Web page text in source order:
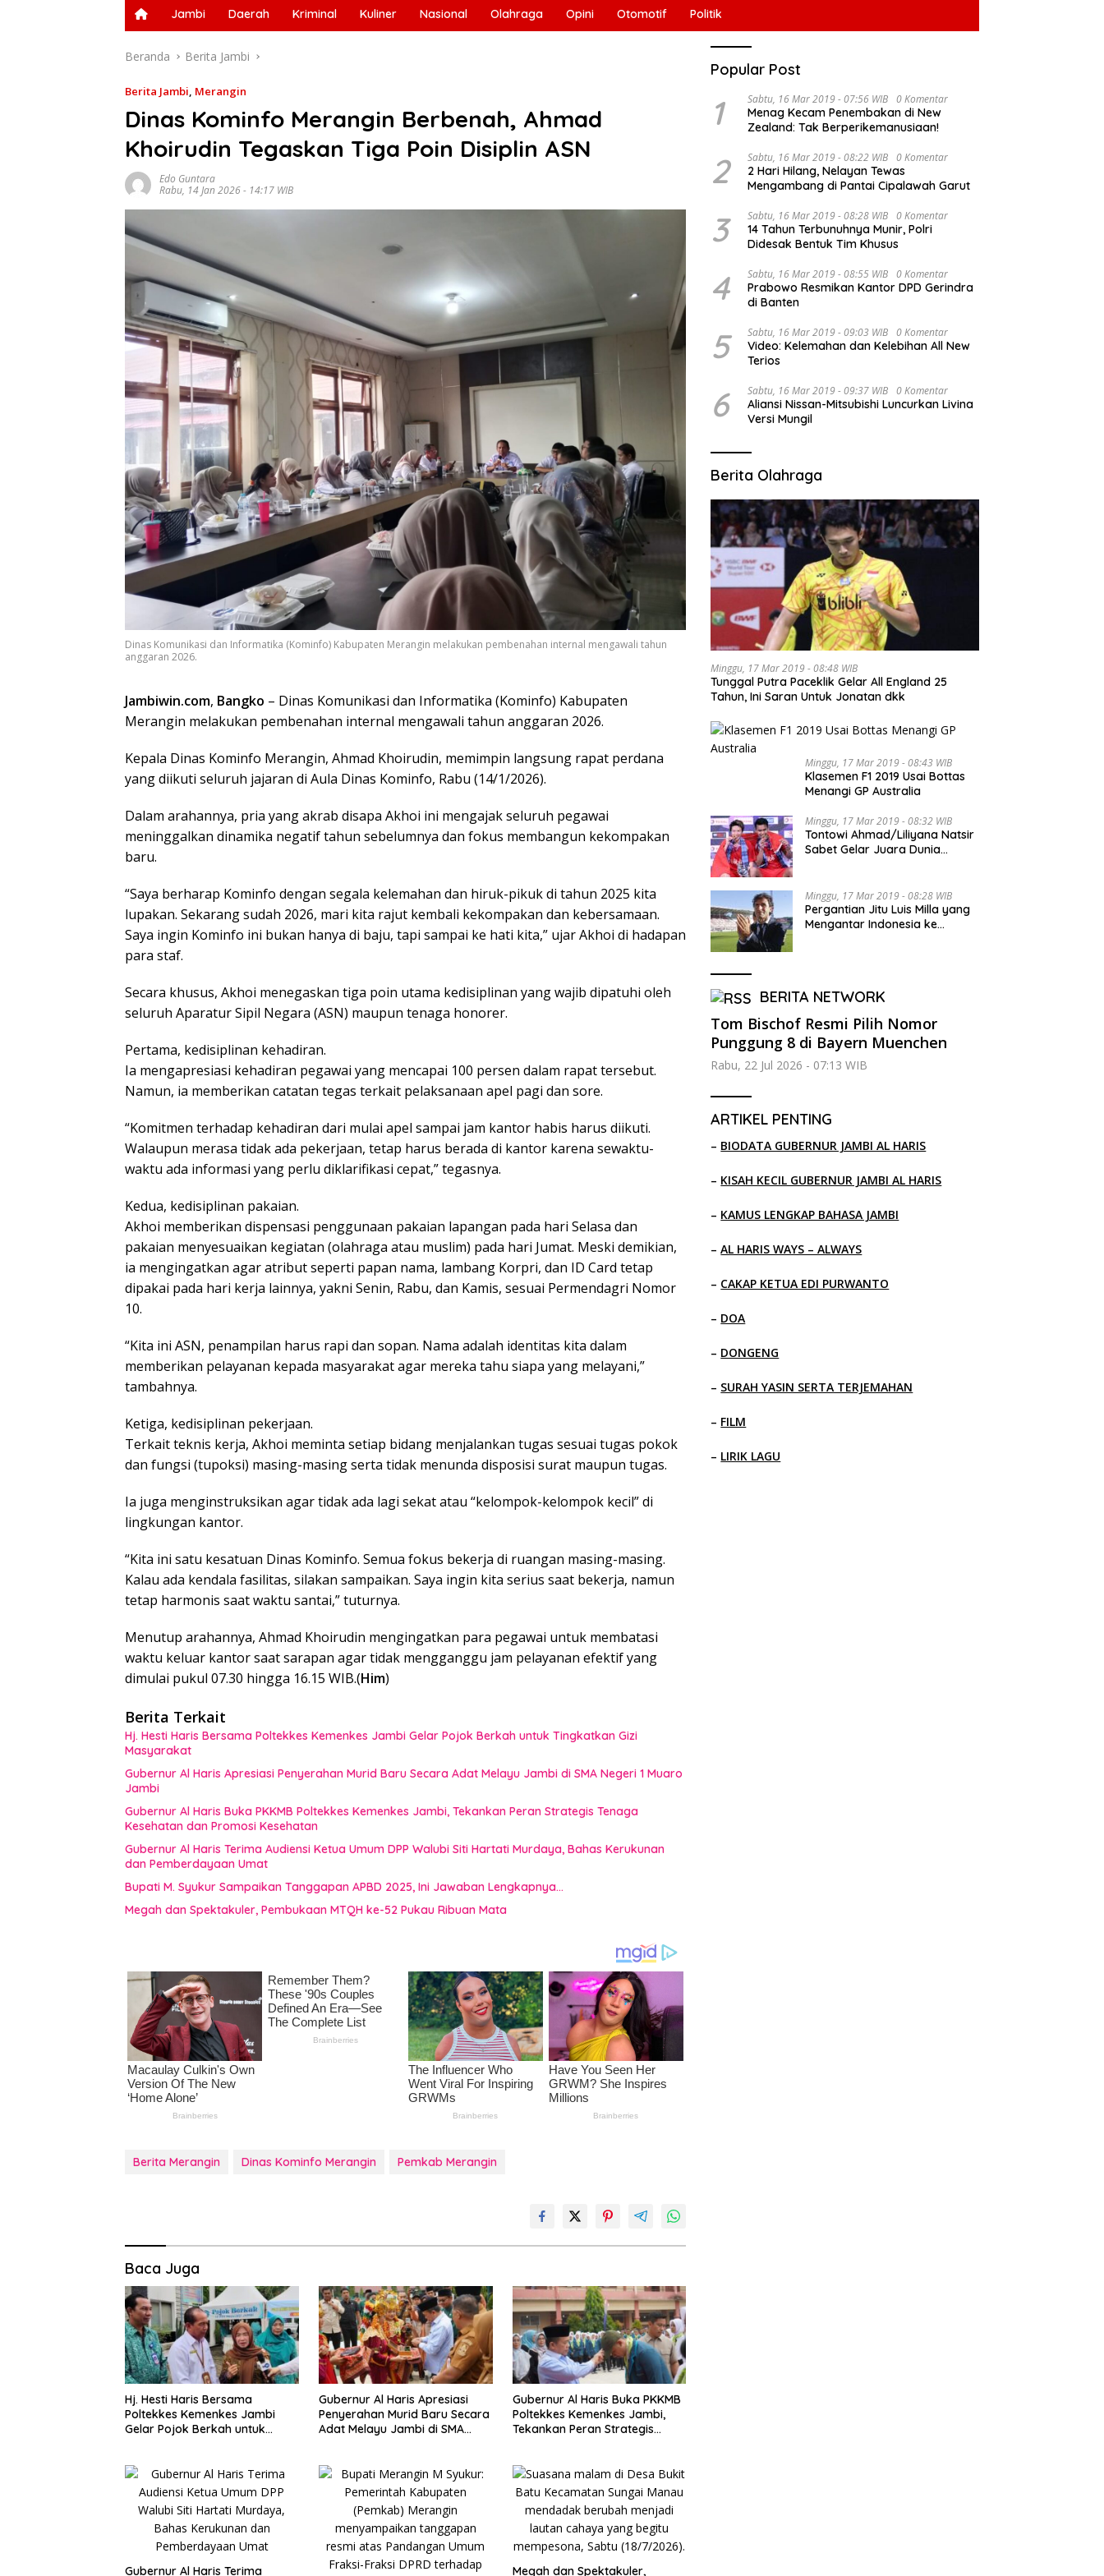
Jambi Daerah Kriminal Kuliner Nasional Olahraga Opini Otomotif Politik
Beranda Berita Jambi
Berita Jambi, Merangin
Dinas Kominfo Merangin Berbenah, Ahmad
Khoirudin Tegaskan Tiga Poin Disiplin ASN
Edo Guntara
Rabu, 14 Jan 2026 - 14:17 WIB
Dinas Komunikasi dan Informatika (Kominfo) Kabupaten Merangin melakukan pembenahan internal mengawali tahun
anggaran 2026.
Jambiwin.com, Bangko – Dinas Komunikasi dan Informatika (Kominfo) Kabupaten
Merangin melakukan pembenahan internal mengawali tahun anggaran 2026.
Kepala Dinas Kominfo Merangin, Ahmad Khoirudin, memimpin langsung rapat perdana
yang diikuti seluruh jajaran di Aula Dinas Kominfo, Rabu (14/1/2026).
Dalam arahannya, pria yang akrab disapa Akhoi ini mengajak seluruh pegawai
meninggalkan dinamika negatif tahun sebelumnya dan fokus membangun kekompakan
baru.
“Saya berharap Kominfo dengan segala kelemahan dan hiruk-pikuk di tahun 2025 kita
lupakan. Sekarang sudah 2026, mari kita rajut kembali kekompakan dan kebersamaan.
Saya ingin Kominfo ini bukan hanya di baju, tapi sampai ke hati kita,” ujar Akhoi di hadapan
para staf.
Secara khusus, Akhoi menegaskan tiga poin utama kedisiplinan yang wajib dipatuhi oleh
seluruh Aparatur Sipil Negara (ASN) maupun tenaga honorer.
Pertama, kedisiplinan kehadiran.
Ia mengapresiasi kehadiran pegawai yang mencapai 100 persen dalam rapat tersebut.
Namun, ia memberikan catatan tegas terkait pelaksanaan apel pagi dan sore.
“Komitmen terhadap kehadiran dari mulai apel sampai jam kantor habis harus diikuti.
Walaupun merasa tidak ada pekerjaan, tetap harus berada di kantor karena sewaktu-
waktu ada informasi yang perlu diklarifikasi cepat,” tegasnya.
Kedua, kedisiplinan pakaian.
Akhoi memberikan dispensasi penggunaan pakaian lapangan pada hari Selasa dan
pakaian menyesuaikan kegiatan (olahraga atau muslim) pada hari Jumat. Meski demikian,
ia mengingatkan agar atribut seperti papan nama, lambang Korpri, dan ID Card tetap
dipakai pada hari kerja lainnya, yakni Senin, Rabu, dan Kamis, sesuai Permendagri Nomor
10.
“Kita ini ASN, penampilan harus rapi dan sopan. Nama adalah identitas kita dalam
memberikan pelayanan kepada masyarakat agar mereka tahu siapa yang melayani,”
tambahnya.
Ketiga, kedisiplinan pekerjaan.
Terkait teknis kerja, Akhoi meminta setiap bidang menjalankan tugas sesuai tugas pokok
dan fungsi (tupoksi) masing-masing serta tidak menunda disposisi surat maupun tugas.
Ia juga menginstruksikan agar tidak ada lagi sekat atau “kelompok-kelompok kecil” di
lingkungan kantor.
“Kita ini satu kesatuan Dinas Kominfo. Semua fokus bekerja di ruangan masing-masing.
Kalau ada kendala fasilitas, silakan sampaikan. Saya ingin kita serius saat bekerja, namun
tetap harmonis saat waktu santai,” tuturnya.
Menutup arahannya, Ahmad Khoirudin mengingatkan para pegawai untuk membatasi
waktu keluar kantor saat sarapan agar tidak mengganggu jam pelayanan efektif yang
dimulai pukul 07.30 hingga 16.15 WIB.(Him)
Berita Terkait
Hj. Hesti Haris Bersama Poltekkes Kemenkes Jambi Gelar Pojok Berkah untuk Tingkatkan Gizi
Masyarakat
Gubernur Al Haris Apresiasi Penyerahan Murid Baru Secara Adat Melayu Jambi di SMA Negeri 1 Muaro
Jambi
Gubernur Al Haris Buka PKKMB Poltekkes Kemenkes Jambi, Tekankan Peran Strategis Tenaga
Kesehatan dan Promosi Kesehatan
Gubernur Al Haris Terima Audiensi Ketua Umum DPP Walubi Siti Hartati Murdaya, Bahas Kerukunan
dan Pemberdayaan Umat
Bupati M. Syukur Sampaikan Tanggapan APBD 2025, Ini Jawaban Lengkapnya…
Megah dan Spektakuler, Pembukaan MTQH ke-52 Pukau Ribuan Mata
Berita Merangin Dinas Kominfo Merangin Pemkab Merangin
Baca Juga
Hj. Hesti Haris Bersama
Poltekkes Kemenkes Jambi
Gelar Pojok Berkah untuk
Gubernur Al Haris Apresiasi
Penyerahan Murid Baru Secara
Adat Melayu Jambi di SMA
Gubernur Al Haris Buka PKKMB
Poltekkes Kemenkes Jambi,
Tekankan Peran Strategis
Gubernur Al Haris Terima Megah dan Spektakuler,
Popular Post
1 Sabtu, 16 Mar 2019 - 07:56 WIB 0 Komentar
Menag Kecam Penembakan di New
Zealand: Tak Berperikemanusiaan!
2 Sabtu, 16 Mar 2019 - 08:22 WIB 0 Komentar
2 Hari Hilang, Nelayan Tewas
Mengambang di Pantai Cipalawah Garut
3 Sabtu, 16 Mar 2019 - 08:28 WIB 0 Komentar
14 Tahun Terbunuhnya Munir, Polri
Didesak Bentuk Tim Khusus
4 Sabtu, 16 Mar 2019 - 08:55 WIB 0 Komentar
Prabowo Resmikan Kantor DPD Gerindra
di Banten
5 Sabtu, 16 Mar 2019 - 09:03 WIB 0 Komentar
Video: Kelemahan dan Kelebihan All New
Terios
6 Sabtu, 16 Mar 2019 - 09:37 WIB 0 Komentar
Aliansi Nissan-Mitsubishi Luncurkan Livina
Versi Mungil
Berita Olahraga
Minggu, 17 Mar 2019 - 08:48 WIB
Tunggal Putra Paceklik Gelar All England 25
Tahun, Ini Saran Untuk Jonatan dkk
Minggu, 17 Mar 2019 - 08:43 WIB
Klasemen F1 2019 Usai Bottas
Menangi GP Australia
Minggu, 17 Mar 2019 - 08:32 WIB
Tontowi Ahmad/Liliyana Natsir
Sabet Gelar Juara Dunia
Minggu, 17 Mar 2019 - 08:28 WIB
Pergantian Jitu Luis Milla yang
Mengantar Indonesia ke
BERITA NETWORK
Tom Bischof Resmi Pilih Nomor
Punggung 8 di Bayern Muenchen
Rabu, 22 Jul 2026 - 07:13 WIB
ARTIKEL PENTING
– BIODATA GUBERNUR JAMBI AL HARIS
– KISAH KECIL GUBERNUR JAMBI AL HARIS
– KAMUS LENGKAP BAHASA JAMBI
–AL HARIS WAYS – ALWAYS
– CAKAP KETUA EDI PURWANTO
– DOA
– DONGENG
– SURAH YASIN SERTA TERJEMAHAN
– FILM
– LIRIK LAGU